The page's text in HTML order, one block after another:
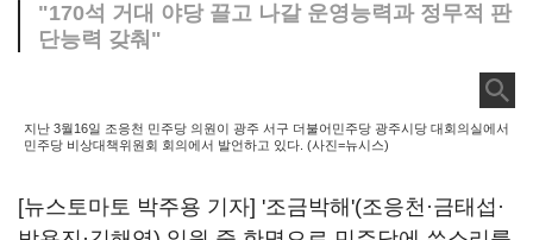
"170석 거대 야당 끌고 나갈 운영능력과 정무적 판
단능력 갖춰"
지난 3월16일 조응천 민주당 의원이 광주 서구 더불어민주당 광주시당 대회의실에서
민주당 비상대책위원회 회의에서 발언하고 있다. (사진=뉴시스)
[뉴스토마토 박주용 기자] '조금박해'(조응천·금태섭·